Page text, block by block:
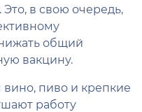
в свою очередь,
общий
вакцину.
пиво и крепкие
работу